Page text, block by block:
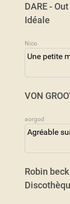
DARE -
Idéale
Nico
Une petite
VON
aorgod
Agréable
Robin